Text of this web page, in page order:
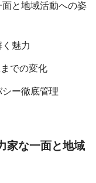
と地域活動への姿
魅力
での変化
ー徹底管理
家な一面と地域